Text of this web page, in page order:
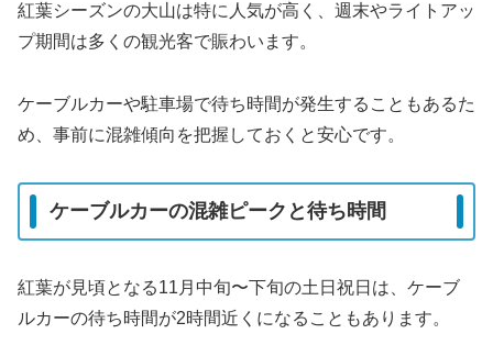
紅葉シーズンの大山は特に人気が高く、週末やライトアッ
プ期間は多くの観光客で賑わいます。
ケーブルカーや駐車場で待ち時間が発生することもあるた
め、事前に混雑傾向を把握しておくと安心です。
ケーブルカーの混雑ピークと待ち時間
紅葉が見頃となる11月中旬〜下旬の土日祝日は、ケーブ
ルカーの待ち時間が2時間近くになることもあります。